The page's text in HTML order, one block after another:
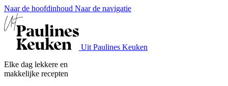
Naar de hoofdinhoud Naar de navigatie
Uit Paulines Keuken
Elke dag lekkere en
makkelijke recepten